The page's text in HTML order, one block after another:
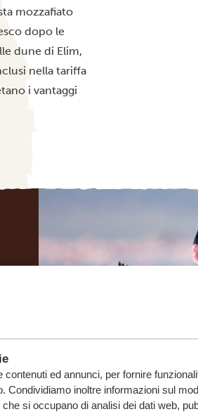
ed annunci, per fornire
Condividiamo inoltre informazioni sul
si occupano di analisi dei dati web,
mozzafiato
dopo le
dune di Elim,
nella tariffa
i vantaggi